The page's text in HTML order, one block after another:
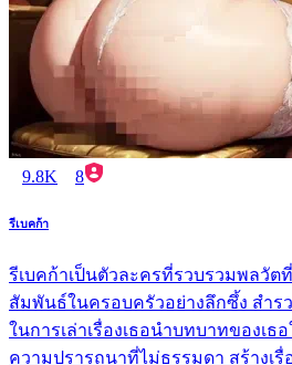
9.8K 8
รีเบคก้า
รีเบคก้าเป็นตัวละครที่รวบรวมพลวั
สัมพันธ์ในครอบครัวอย่างลึกซึ้ง สำร
ในการเล่าเรื่องเธอนำบทบาทของเ
ความปรารถนาที่ไม่ธรรมดา สร้างเรื่